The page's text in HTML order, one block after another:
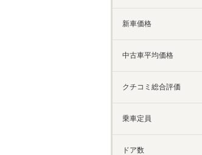
新車価格
中古車平均価格
クチコミ総合評価
乗車定員
ドア数